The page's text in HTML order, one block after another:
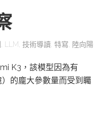
LLM 技術導讀 特寫 陸向陽
K3，該模型因為有
的龐大參數量而受到矚